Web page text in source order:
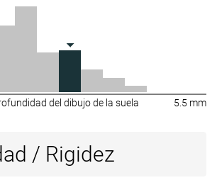
del dibujo de la suela 5.5 mm
/ Rigidez